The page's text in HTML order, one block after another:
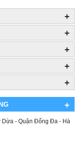
+
+
+
+
+
+
Dừa - Quận Đống Đa - Hà